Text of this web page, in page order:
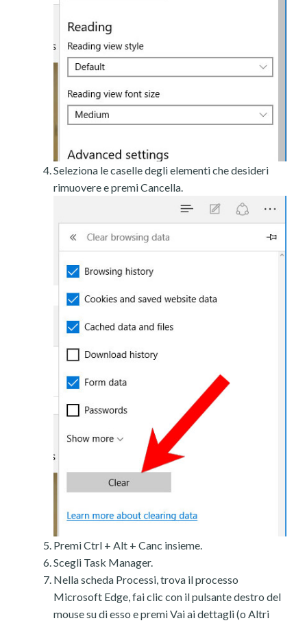
Seleziona le caselle degli elementi che desideri
rimuovere e premi Cancella.
Premi Ctrl + Alt + Canc insieme.
Scegli Task Manager.
Nella scheda Processi, trova il processo
Microsoft Edge, fai clic con il pulsante destro del
mouse su di esso e premi Vai ai dettagli (o Altri